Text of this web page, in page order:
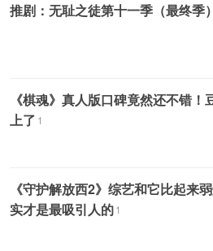
推剧：无耻之徒第十一季（最终季
《棋魂》真人版口碑竟然还不错！
上了 1
《守护解放西2》综艺和它比起来
实才是最吸引人的1